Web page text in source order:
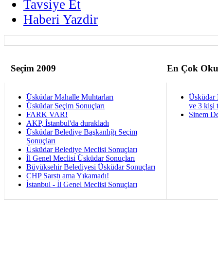
Tavsiye Et
Haberi Yazdir
Seçim 2009 En Çok
Üsküdar Mahalle Muhtarları
Üsküdar Seçim Sonuçları
FARK VAR!
AKP, İstanbul'da durakladı
Üsküdar Belediye Başkanlığı Seçim
Sonuçları
Üsküdar Belediye Meclisi Sonuçları
İl Genel Meclisi Üsküdar Sonuçları
Büyüksehir Belediyesi Üsküdar Sonuçları
CHP Sarstı ama Yıkamadı!
İstanbul - İl Genel Meclisi Sonuçları
Üsküdar
ve 3 kişi
Sinem